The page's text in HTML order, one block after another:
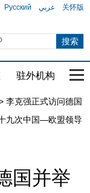
Русский عربي 关怀版
驻外机构 国
李克强正式访问德国
九次中国—欧盟领导
国并举